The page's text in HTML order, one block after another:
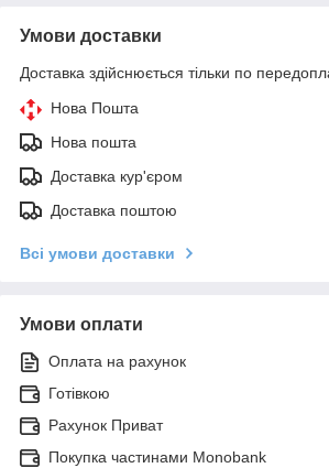
Умови доставки
Доставка здійснюється тільки по
Нова Пошта
Нова пошта
Доставка кур'єром
Доставка поштою
Всі умови доставки
Умови оплати
Оплата на рахунок
Готівкою
Рахунок Приват
Покупка частинами Monobank